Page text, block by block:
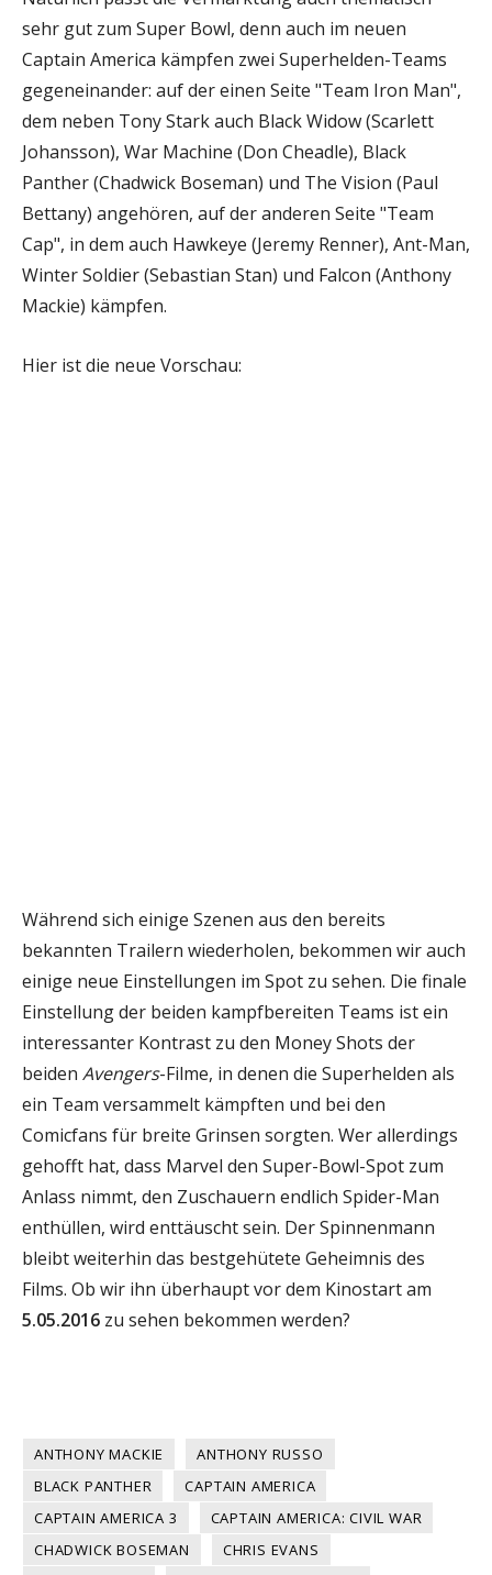
sehr gut zum Super Bowl, denn auch im neuen
Captain America kämpfen zwei Superhelden-Teams
gegeneinander: auf der einen Seite "Team Iron Man",
dem neben Tony Stark auch Black Widow (Scarlett
Johansson), War Machine (Don Cheadle), Black
Panther (Chadwick Boseman) und The Vision (Paul
Bettany) angehören, auf der anderen Seite "Team
Cap", in dem auch Hawkeye (Jeremy Renner), Ant-Man,
Winter Soldier (Sebastian Stan) und Falcon (Anthony
Mackie) kämpfen.
Hier ist die neue Vorschau:
Während sich einige Szenen aus den bereits
bekannten Trailern wiederholen, bekommen wir auch
einige neue Einstellungen im Spot zu sehen. Die finale
Einstellung der beiden kampfbereiten Teams ist ein
interessanter Kontrast zu den Money Shots der
beiden Avengers-Filme, in denen die Superhelden als
ein Team versammelt kämpften und bei den
Comicfans für breite Grinsen sorgten. Wer allerdings
gehofft hat, dass Marvel den Super-Bowl-Spot zum
Anlass nimmt, den Zuschauern endlich Spider-Man
enthüllen, wird enttäuscht sein. Der Spinnenmann
bleibt weiterhin das bestgehütete Geheimnis des
Films. Ob wir ihn überhaupt vor dem Kinostart am
5.05.2016 zu sehen bekommen werden?
ANTHONY MACKIE
ANTHONY RUSSO
BLACK PANTHER
CAPTAIN AMERICA
CAPTAIN AMERICA 3
CAPTAIN AMERICA: CIVIL WAR
CHADWICK BOSEMAN
CHRIS EVANS